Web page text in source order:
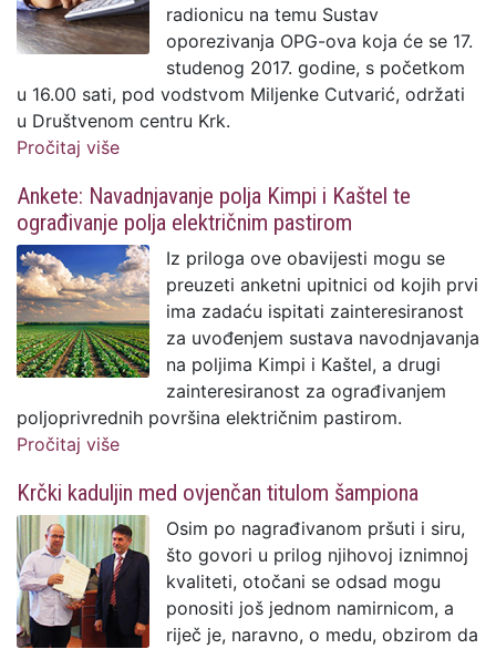
radionicu na temu Sustav
oporezivanja OPG-ova koja će se 17.
studenog 2017. godine, s početkom
u 16.00 sati, pod vodstvom Miljenke Cutvarić, održati
u Društvenom centru Krk.
Pročitaj više
Ankete: Navadnjavanje polja Kimpi i Kaštel te
ograđivanje polja električnim pastirom
Iz priloga ove obavijesti mogu se
preuzeti anketni upitnici od kojih prvi
ima zadaću ispitati zainteresiranost
za uvođenjem sustava navodnjavanja
na poljima Kimpi i Kaštel, a drugi
zainteresiranost za ograđivanjem
poljoprivrednih površina električnim pastirom.
Pročitaj više
pastirom
Krčki kaduljin med ovjenčan titulom šampiona
Osim po nagrađivanom pršuti i siru,
što govori u prilog njihovoj iznimnoj
kvaliteti, otočani se odsad mogu
ponositi još jednom namirnicom, a
riječ je, naravno, o medu, obzirom da